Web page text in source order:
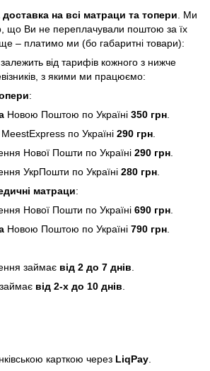
на всі матраци та топери . Ми
що Ви не переплачували поштою за їх
– платимо ми (бо габаритні товари):
залежить від тарифів кожного з нижче
з якими ми працюємо:
:
Новою Поштою по Україні 350 грн
MeestExpress по Україні 290 грн
Нової Пошти по Україні 290 грн
УкрПошти по Україні 280 грн
матраци:
Нової Пошти по Україні 690 грн
Новою Поштою по Україні 790 грн
займає від 2 до 7 днів
від 2-х до 10 днів
карткою через LiqPay